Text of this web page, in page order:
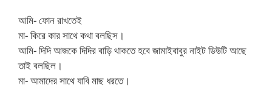
আমি- ফোন রাখতেই
মা- কিরে কার সাথে কথা বলছিস।
আমি- দিদি আজকে দিদির বাড়ি থাকতে হবে জামাইবাবুর নাইট ডিউটি আছে
তাই বলছিল।
মা- আমাদের সাথে যাবি মাছ ধরতে।